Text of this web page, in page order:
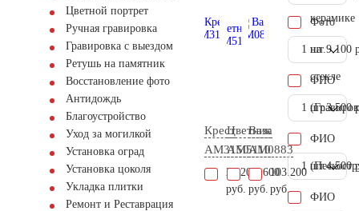
Цветной портрет
Ручная гравировка
Гравировка с выездом
Ретушь на памятник
Восстановление фото
Антидождь
Благоустройство
Уход за могилкой
Установка оград
Установка цоколя
Укладка плитки
Ремонт и Реставрация
Крест
AM3150
28.200
руб.
Цветник
AM5110
19.600
руб.
Ваза
AM0883
103.200
руб.
керамике
Фото
на
стекле
1 шт. 9.100
ФИО
1 шт.3.500
ФИО
1 шт.4.500
ФИО